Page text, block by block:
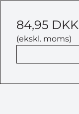
84,95 DKK
(ekskl. moms)